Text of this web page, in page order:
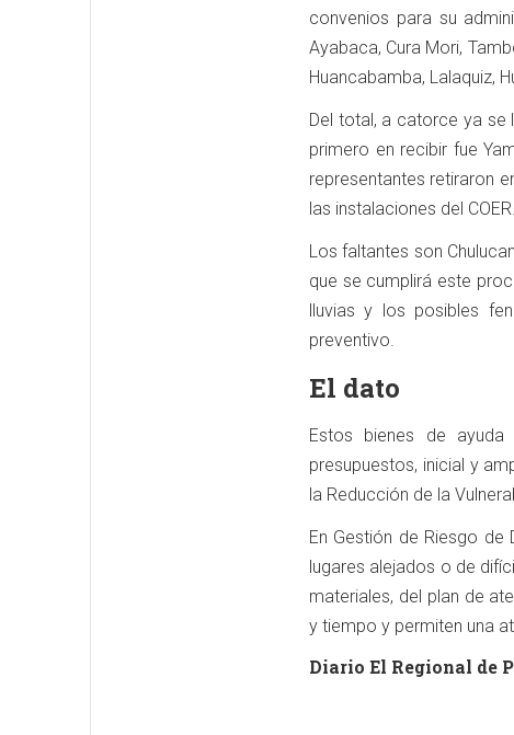
convenios para su
Ayabaca, Cura Mori,
Huancabamba, Lalaquiz,
Del total, a catorce ya se
primero en recibir fue
representantes retiraron
las instalaciones del COER.
Los faltantes son
que se cumplirá este
lluvias y los posibles
preventivo.
El dato
Estos bienes de ayuda
presupuestos, inicial y
la Reducción de la
En Gestión de Riesgo
lugares alejados o de
materiales, del plan de
y tiempo y permiten una
Diario El Regional de